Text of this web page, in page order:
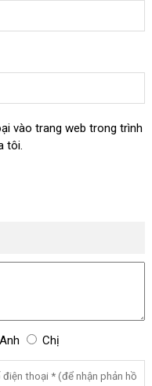
vào trang web trong trình
tôi.
Anh Chị